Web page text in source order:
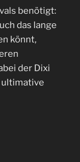
benötigt:
das lange
könnt,
der Dixi
ultimative